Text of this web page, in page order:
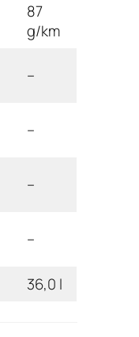
87
g/km
–
–
–
–
36,0 l